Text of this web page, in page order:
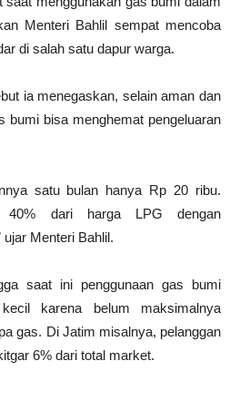
Menteri Bahlil sempat mencoba
di salah satu dapur warga.
ia menegaskan, selain aman dan
bumi bisa menghemat pengeluaran
satu bulan hanya Rp 20 ribu.
40% dari harga LPG dengan
Menteri Bahlil.
saat ini penggunaan gas bumi
karena belum maksimalnya
gas. Di Jatim misalnya, pelanggan
6% dari total market.